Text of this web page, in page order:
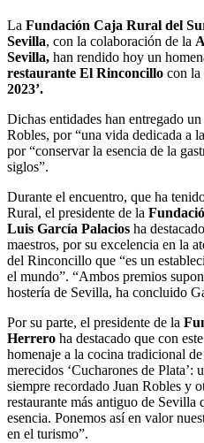
La Fundación Caja Rural del
Sevilla, con la colaboración de la
Sevilla, han rendido hoy un
restaurante El Rinconcillo con la
2023’.
Dichas entidades han entregado un
Robles, por “una vida dedicada a
por “conservar la esencia de la
siglos”.
Durante el encuentro, que ha
Rural, el presidente de la
Luis García Palacios ha
maestros, por su excelencia en la
del Rinconcillo que “es un
el mundo”. “Ambos premios
hostería de Sevilla, ha concluido
Por su parte, el presidente de la
Herrero ha destacado que con
homenaje a la cocina tradicional
merecidos ‘Cucharones de Plata’:
siempre recordado Juan Robles y
restaurante más antiguo de Sevilla
esencia. Ponemos así en valor
en el turismo”.